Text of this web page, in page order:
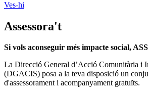
Ves-hi
Assessora't
Si vols aconseguir més impacte social,
La Direcció General d’Acció Comunitària i
(DGACIS) posa a la teva disposició un
d'assessorament i acompanyament gratuïts.